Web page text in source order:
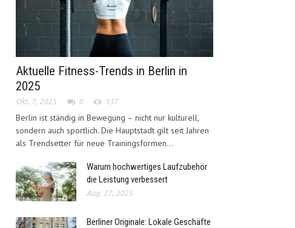
Aktuelle Fitness-Trends in Berlin in
2025
Okt. 7, 2025 0 137
Berlin ist ständig in Bewegung – nicht nur kulturell,
sondern auch sportlich. Die Hauptstadt gilt seit Jahren
als Trendsetter für neue Trainingsformen...
Warum hochwertiges Laufzubehör
die Leistung verbessert
Aug. 27, 2025
Berliner Originale: Lokale Geschäfte